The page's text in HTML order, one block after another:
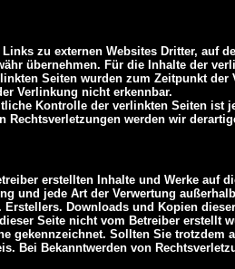
zu externen Websites Dritter, auf
übernehmen. Für die Inhalte der
Seiten wurden zum Zeitpunkt
Verlinkung nicht erkennbar.
Kontrolle der verlinkten Seiten ist
Rechtsverletzungen werden wir
erstellten Inhalte und Werke auf
und jede Art der Verwertung
Downloads und Kopien
Seite nicht vom Betreiber erstellt
gekennzeichnet. Sollten Sie
Bei Bekanntwerden von